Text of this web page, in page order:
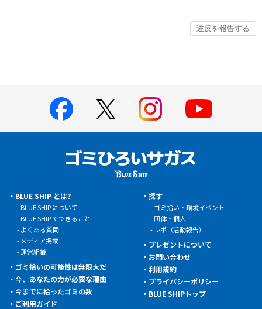
BLUE SHIP とは?
BLUE SHIP について
BLUE SHIP でできること
よくある質問
メディア掲載
運営組織
ゴミ拾いの可能性は無限大だ
今、あなたの力が必要な理由
今までに拾ったゴミの数
ご利用ガイド
探す
ゴミ拾い・環境イベント
団体・個人
レポ（活動報告）
プレゼントについて
お問い合わせ
利用規約
プライバシーポリシー
BLUE SHIPトップ